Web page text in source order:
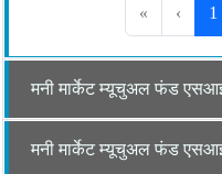
« ‹ 1
मनी मार्केट म्यूचुअल फंड
मनी मार्केट म्यूचुअल फंड